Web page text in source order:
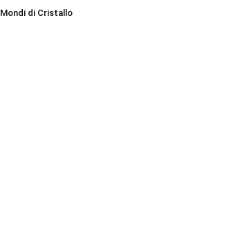
Mondi di Cristallo